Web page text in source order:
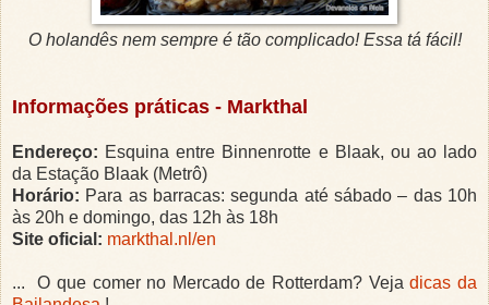
O holandês nem sempre é tão complicado! Essa tá fácil!
Informações práticas - Markthal
Endereço: Esquina entre Binnenrotte e Blaak, ou ao lado
da Estação Blaak (Metrô)
Horário: Para as barracas: segunda até sábado – das 10h
às 20h e domingo, das 12h às 18h
Site oficial: markthal.nl/en
... O que comer no Mercado de Rotterdam? Vejadicas da